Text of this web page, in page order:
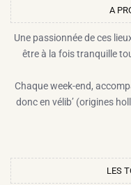
A
Une passionnée de ces
être à la fois tranquille
Chaque week-end,
donc en vélib’ (origines
LES